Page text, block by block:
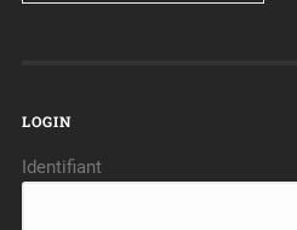
LOGIN
Identifiant